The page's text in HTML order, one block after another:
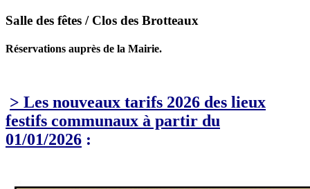
Salle des fêtes / Clos des Brotteaux
Réservations auprès de la Mairie.
> Les nouveaux tarifs 2026 des lieux
festifs communaux à partir du
01/01/2026 :